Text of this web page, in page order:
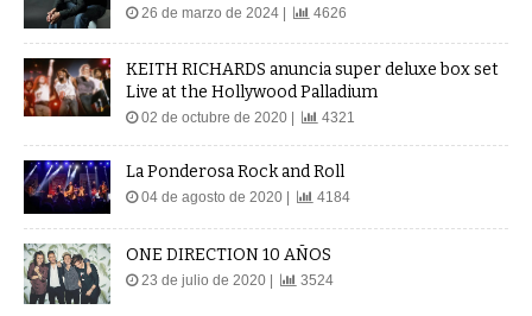
26 de marzo de 2024 | 4626
KEITH RICHARDS anuncia super deluxe box set
Live at the Hollywood Palladium
02 de octubre de 2020 | 4321
La Ponderosa Rock and Roll
04 de agosto de 2020 | 4184
ONE DIRECTION 10 AÑOS
23 de julio de 2020 | 3524